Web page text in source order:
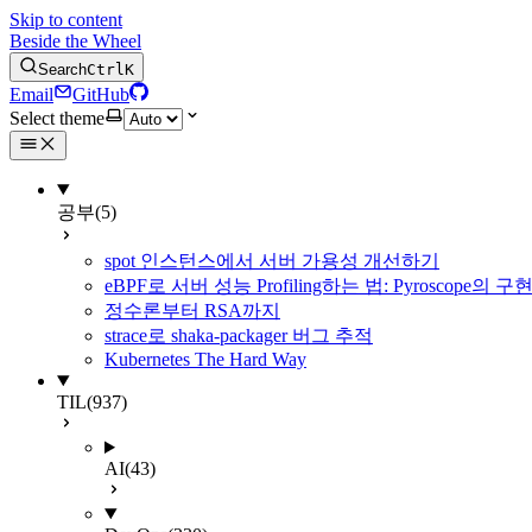
Skip to content
Beside the Wheel
SearchCtrlK
Email
GitHub
Select theme
공부(5)
spot 인스턴스에서 서버 가용성 개선하기
eBPF로 서버 성능 Profiling하는 법: Pyroscope의 구
정수론부터 RSA까지
strace로 shaka-packager 버그 추적
Kubernetes The Hard Way
TIL(937)
AI(43)